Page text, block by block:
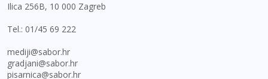
Ilica 256B, 10 000 Zagreb
Tel.: 01/45 69 222
mediji@sabor.hr
gradjani@sabor.hr
pisarnica@sabor.hr